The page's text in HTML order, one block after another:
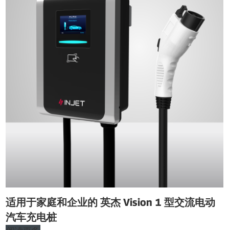
适用于家庭和企业的 英杰 Vision 1 型交流电动
汽车充电桩